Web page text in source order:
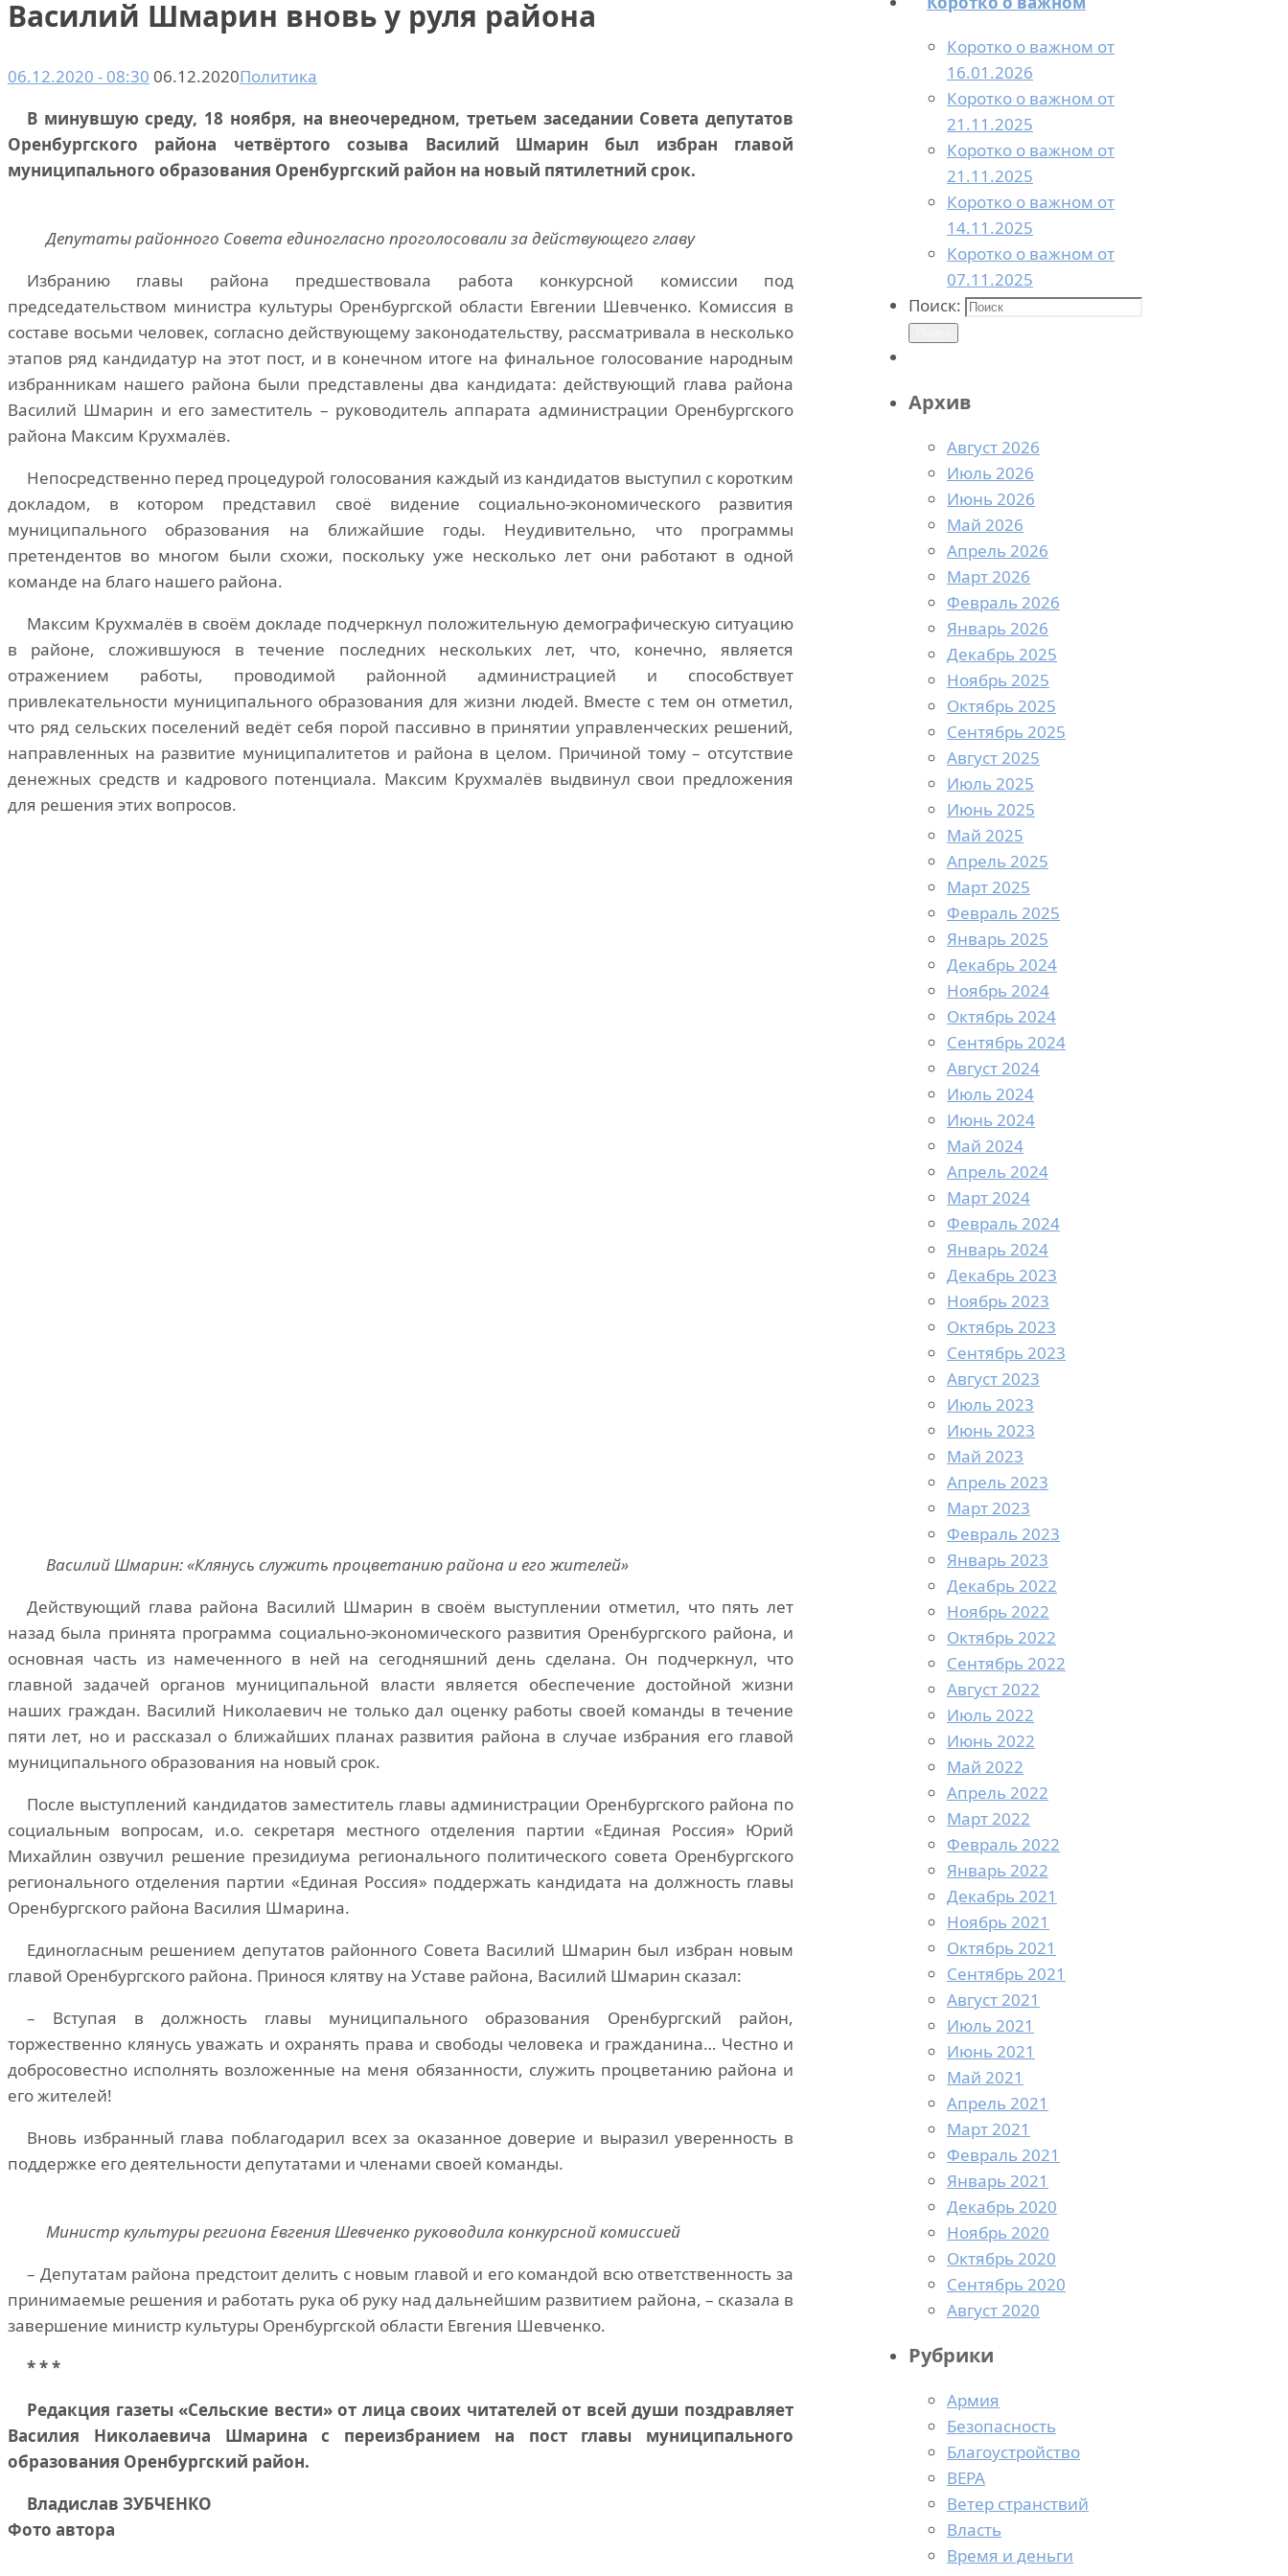
Василий Шмарин вновь у руля района
06.12.2020 - 08:30 06.12.2020Политика
В минувшую среду, 18 ноября, на внеочередном, третьем заседании Совета депутатов
Оренбургского района четвёртого созыва Василий Шмарин был избран главой
муниципального образования Оренбургский район на новый пятилетний срок.
Депутаты районного Совета единогласно проголосовали за действующего главу
Избранию главы района предшествовала работа конкурсной комиссии под
председательством министра культуры Оренбургской области Евгении Шевченко. Комиссия в
составе восьми человек, согласно действующему законодательству, рассматривала в несколько
этапов ряд кандидатур на этот пост, и в конечном итоге на финальное голосование народным
избранникам нашего района были представлены два кандидата: действующий глава района
Василий Шмарин и его заместитель – руководитель аппарата администрации Оренбургского
района Максим Крухмалёв.
Непосредственно перед процедурой голосования каждый из кандидатов выступил с коротким
докладом, в котором представил своё видение социально-экономического развития
муниципального образования на ближайшие годы. Неудивительно, что программы
претендентов во многом были схожи, поскольку уже несколько лет они работают в одной
команде на благо нашего района.
Максим Крухмалёв в своём докладе подчеркнул положительную демографическую ситуацию
в районе, сложившуюся в течение последних нескольких лет, что, конечно, является
отражением работы, проводимой районной администрацией и способствует
привлекательности муниципального образования для жизни людей. Вместе с тем он отметил,
что ряд сельских поселений ведёт себя порой пассивно в принятии управленческих решений,
направленных на развитие муниципалитетов и района в целом. Причиной тому – отсутствие
денежных средств и кадрового потенциала. Максим Крухмалёв выдвинул свои предложения
для решения этих вопросов.
Василий Шмарин: «Клянусь служить процветанию района и его жителей»
Действующий глава района Василий Шмарин в своём выступлении отметил, что пять лет
назад была принята программа социально-экономического развития Оренбургского района, и
основная часть из намеченного в ней на сегодняшний день сделана. Он подчеркнул, что
главной задачей органов муниципальной власти является обеспечение достойной жизни
наших граждан. Василий Николаевич не только дал оценку работы своей команды в течение
пяти лет, но и рассказал о ближайших планах развития района в случае избрания его главой
муниципального образования на новый срок.
После выступлений кандидатов заместитель главы администрации Оренбургского района по
социальным вопросам, и.о. секретаря местного отделения партии «Единая Россия» Юрий
Михайлин озвучил решение президиума регионального политического совета Оренбургского
регионального отделения партии «Единая Россия» поддержать кандидата на должность главы
Оренбургского района Василия Шмарина.
Единогласным решением депутатов районного Совета Василий Шмарин был избран новым
главой Оренбургского района. Принося клятву на Уставе района, Василий Шмарин сказал:
– Вступая в должность главы муниципального образования Оренбургский район,
торжественно клянусь уважать и охранять права и свободы человека и гражданина… Честно и
добросовестно исполнять возложенные на меня обязанности, служить процветанию района и
его жителей!
Вновь избранный глава поблагодарил всех за оказанное доверие и выразил уверенность в
поддержке его деятельности депутатами и членами своей команды.
Министр культуры региона Евгения Шевченко руководила конкурсной комиссией
– Депутатам района предстоит делить с новым главой и его командой всю ответственность за
принимаемые решения и работать рука об руку над дальнейшим развитием района, – сказала в
завершение министр культуры Оренбургской области Евгения Шевченко.
* * *
Редакция газеты «Сельские вести» от лица своих читателей от всей души поздравляет
Василия Николаевича Шмарина с переизбранием на пост главы муниципального
образования Оренбургский район.
Владислав ЗУБЧЕНКО
Фото автора
Коротко о важном от
16.01.2026
Коротко о важном от
21.11.2025
Коротко о важном от
21.11.2025
Коротко о важном от
14.11.2025
Коротко о важном от
07.11.2025
Поиск:
Архив
Август 2026
Июль 2026
Июнь 2026
Май 2026
Апрель 2026
Март 2026
Февраль 2026
Январь 2026
Декабрь 2025
Ноябрь 2025
Октябрь 2025
Сентябрь 2025
Август 2025
Июль 2025
Июнь 2025
Май 2025
Апрель 2025
Март 2025
Февраль 2025
Январь 2025
Декабрь 2024
Ноябрь 2024
Октябрь 2024
Сентябрь 2024
Август 2024
Июль 2024
Июнь 2024
Май 2024
Апрель 2024
Март 2024
Февраль 2024
Январь 2024
Декабрь 2023
Ноябрь 2023
Октябрь 2023
Сентябрь 2023
Август 2023
Июль 2023
Июнь 2023
Май 2023
Апрель 2023
Март 2023
Февраль 2023
Январь 2023
Декабрь 2022
Ноябрь 2022
Октябрь 2022
Сентябрь 2022
Август 2022
Июль 2022
Июнь 2022
Май 2022
Апрель 2022
Март 2022
Февраль 2022
Январь 2022
Декабрь 2021
Ноябрь 2021
Октябрь 2021
Сентябрь 2021
Август 2021
Июль 2021
Июнь 2021
Май 2021
Апрель 2021
Март 2021
Февраль 2021
Январь 2021
Декабрь 2020
Ноябрь 2020
Октябрь 2020
Сентябрь 2020
Август 2020
Рубрики
Армия
Безопасность
Благоустройство
ВЕРА
Ветер странствий
Власть
Время и деньги